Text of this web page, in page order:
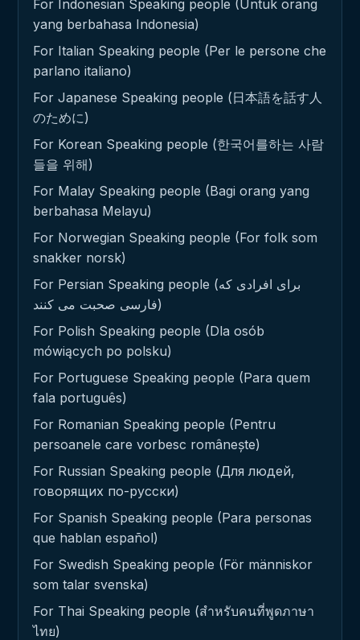
For Indonesian Speaking people (Untuk orang
yang berbahasa Indonesia)
For Italian Speaking people (Per le persone che
parlano italiano)
For Japanese Speaking people (日本語を話す人
のために)
For Korean Speaking people (한국어를하는 사람
들을 위해)
For Malay Speaking people (Bagi orang yang
berbahasa Melayu)
For Norwegian Speaking people (For folk som
snakker norsk)
For Persian Speaking people (برای افرادی که
فارسی صحبت می کنند)
For Polish Speaking people (Dla osób
mówiących po polsku)
For Portuguese Speaking people (Para quem
fala português)
For Romanian Speaking people (Pentru
persoanele care vorbesc românește)
For Russian Speaking people (Для людей,
говорящих по-русски)
For Spanish Speaking people (Para personas
que hablan español)
For Swedish Speaking people (För människor
som talar svenska)
For Thai Speaking people (สำหรับคนที่พูดภาษา
ไทย)